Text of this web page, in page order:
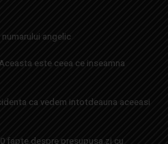
angelic
este ceea ce inseamna
ca vedem intotdeauna aceeasi
fapte despre presupusa zi cu